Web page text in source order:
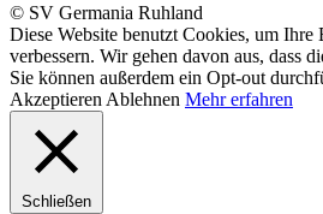
© SV Germania Ruhland
Diese Website benutzt Cookies, um Ihre
verbessern. Wir gehen davon aus, dass
Sie können außerdem ein Opt-out
Akzeptieren Ablehnen Mehr erfahren
Schließen